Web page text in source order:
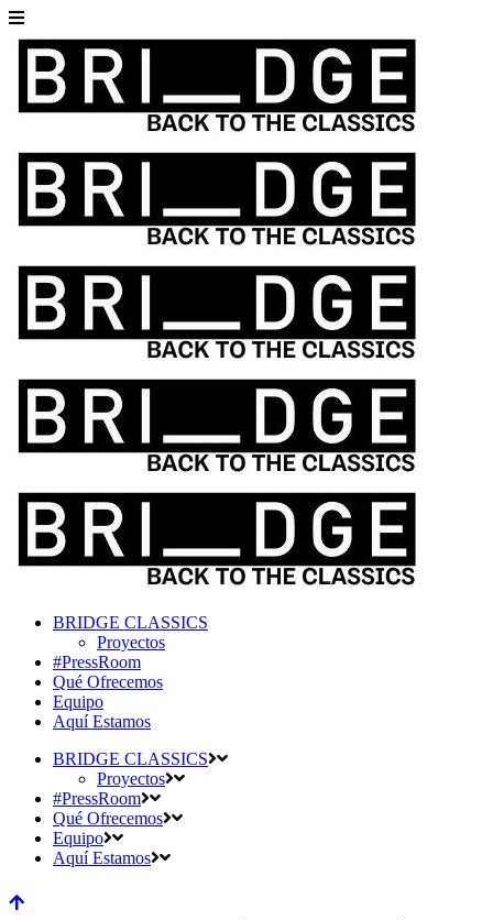
BRIDGE CLASSICS
Proyectos
#PressRoom
Qué Ofrecemos
Equipo
Aquí Estamos
BRIDGE CLASSICS
Proyectos
#PressRoom
Qué Ofrecemos
Equipo
Aquí Estamos